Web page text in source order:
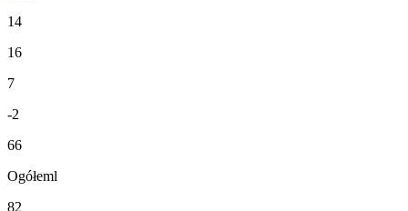
14
16
7
-2
66
Ogółeml
82